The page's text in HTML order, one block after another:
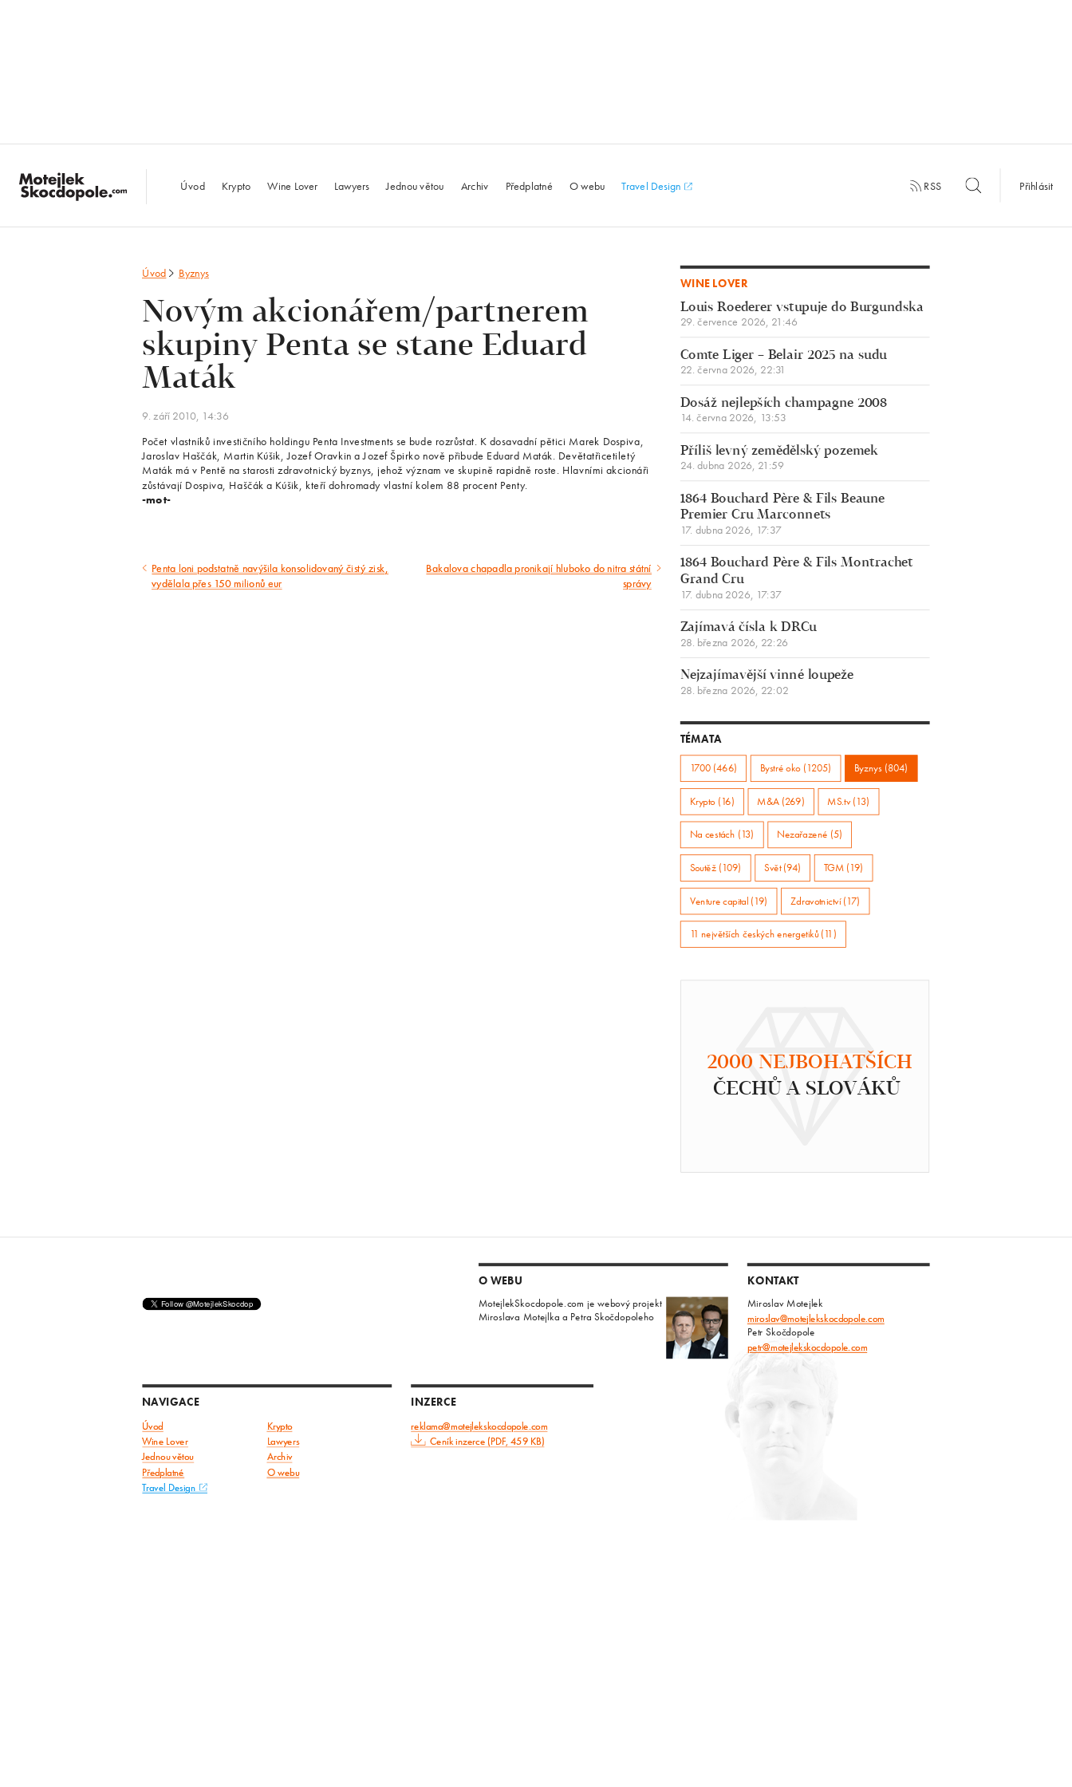
MotejlekSkocdopole.com
Úvod Krypto Wine Lover Lawyers Jednou větou Archiv Předplatné O webu Travel Design RSS Přihlásit
Úvod Byznys
Novým akcionářem/partnerem
skupiny Penta se stane Eduard
Maták
9. září 2010, 14:36
Počet vlastníků investičního holdingu Penta Investments se bude rozrůstat. K dosavadní pětici Marek Dospiva,
Jaroslav Haščák, Martin Kúšik, Jozef Oravkin a Jozef Špirko nově přibude Eduard Maták. Devětatřicetiletý
Maták má v Pentě na starosti zdravotnický byznys, jehož význam ve skupině rapidně roste. Hlavními akcionáři
zůstávají Dospiva, Haščák a Kúšik, kteří dohromady vlastní kolem 88 procent Penty.
-mot-
Předcházející
Penta loni podstatně navýšila konsolidovaný čistý zisk,
vydělala přes 150 milionů eur Následující
Bakalova chapadla pronikají hluboko do nitra státní
správy
WINE LOVER
Louis Roederer vstupuje do Burgundska
29. července 2026, 21:46
Comte Liger – Belair 2025 na sudu
22. června 2026, 22:31
Dosáž nejlepších champagne 2008
14. června 2026, 13:53
Příliš levný zemědělský pozemek
24. dubna 2026, 21:59
1864 Bouchard Père & Fils Beaune
Premier Cru Marconnets
17. dubna 2026, 17:37
1864 Bouchard Père & Fils Montrachet
Grand Cru
17. dubna 2026, 17:37
Zajímavá čísla k DRCu
28. března 2026, 22:26
Nejzajímavější vinné loupeže
28. března 2026, 22:02
TÉMATA
1700 (466) Bystré oko (1205) Byznys (804)
Krypto (16) M&A (269) MS.tv (13)
Na cestách (13) Nezařazené (5)
Soutěž (109) Svět (94) TGM (19)
Venture capital (19) Zdravotnictví (17)
11 největších českých energetiků (11)
2000 NEJBOHATŠÍCH
ČECHŮ A SLOVÁKŮ
O WEBU
MotejlekSkocdopole.com je webový projekt
Miroslava Motejlka a Petra Skočdopoleho
KONTAKT
Miroslav Motejlek
miroslav@motejlekskocdopole.com
Petr Skočdopole
petr@motejlekskocdopole.com
NAVIGACE
Úvod Krypto
Wine Lover
Lawyers
Jednou větou
Archiv
Předplatné O webu
Travel Design
INZERCE
reklama@motejlekskocdopole.com
Ceník inzerce (PDF, 459 KB)